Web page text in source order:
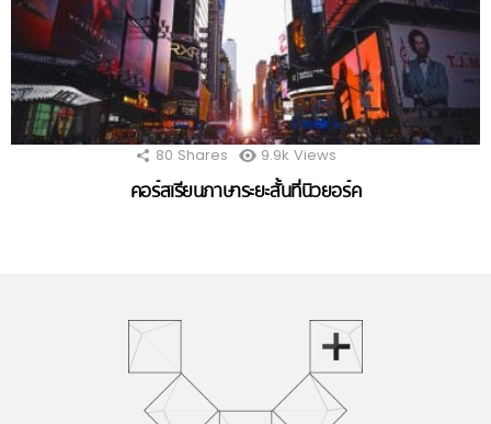
80 Shares 9.9k Views
คอร์สเรียนภาษาระยะสั้นที่นิวยอร์ค